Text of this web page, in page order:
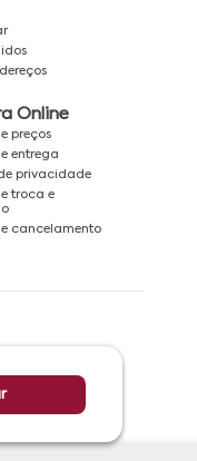
Online
preços
entrega
privacidade
troca e
cancelamento